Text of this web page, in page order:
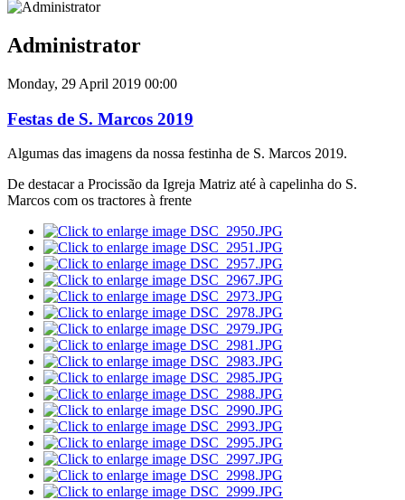
Administrator
Monday, 29 April 2019 00:00
Festas de S. Marcos 2019
Algumas das imagens da nossa festinha de S. Marcos 2019.
De destacar a Procissão da Igreja Matriz até à capelinha do S.
Marcos com os tractores à frente